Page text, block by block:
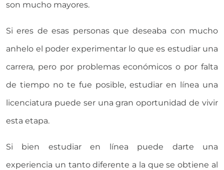
son mucho mayores.
Si eres de esas personas que deseaba con mucho
anhelo el poder experimentar lo que es estudiar una
carrera, pero por problemas económicos o por falta
de tiempo no te fue posible, estudiar en línea una
licenciatura puede ser una gran oportunidad de vivir
esta etapa.
Si bien estudiar en línea puede darte una
experiencia un tanto diferente a la que se obtiene al